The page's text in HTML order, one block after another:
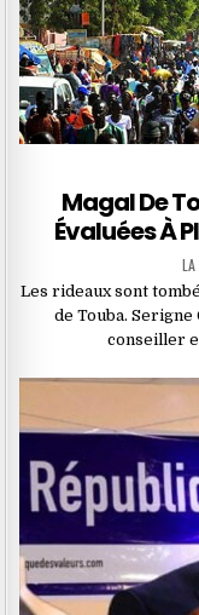
Magal De
Évaluées À
Les rideaux sont
de Touba.
conseiller